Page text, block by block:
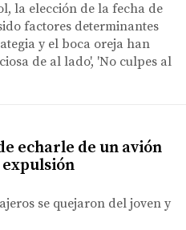
la elección de la fecha de
factores determinantes
y el boca oreja han
de al lado', 'No culpes al
echarle de un avión
se quejaron del joven y